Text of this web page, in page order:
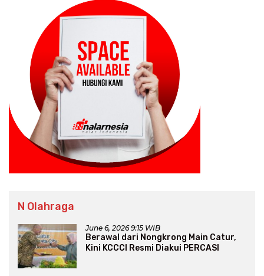
N Olahraga
June 6, 2026 9:15 WIB
Berawal dari Nongkrong Main Catur,
Kini KCCCI Resmi Diakui PERCASI